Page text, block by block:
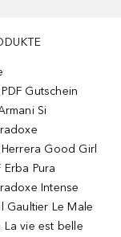
Gutschein
Si
Good Girl
Erba Pura
Intense
Gaultier Le Male
La vie est belle